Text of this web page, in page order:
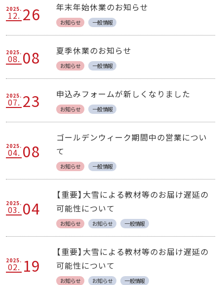
2025.
12. 26 年末年始休業のお知らせ
お知らせ 一般情報
2025.
08. 08 夏季休業のお知らせ
お知らせ 一般情報
2025.
07. 23 申込みフォームが新しくなりました
お知らせ 一般情報
2025.
04. 08
ゴールデンウィーク期間中の営業につい
て
お知らせ 一般情報
2025.
03. 04
【重要】大雪による教材等のお届け遅延の
可能性について
お知らせ お知らせ 一般情報
2025.
02. 19
【重要】大雪による教材等のお届け遅延の
可能性について
お知らせ お知らせ 一般情報